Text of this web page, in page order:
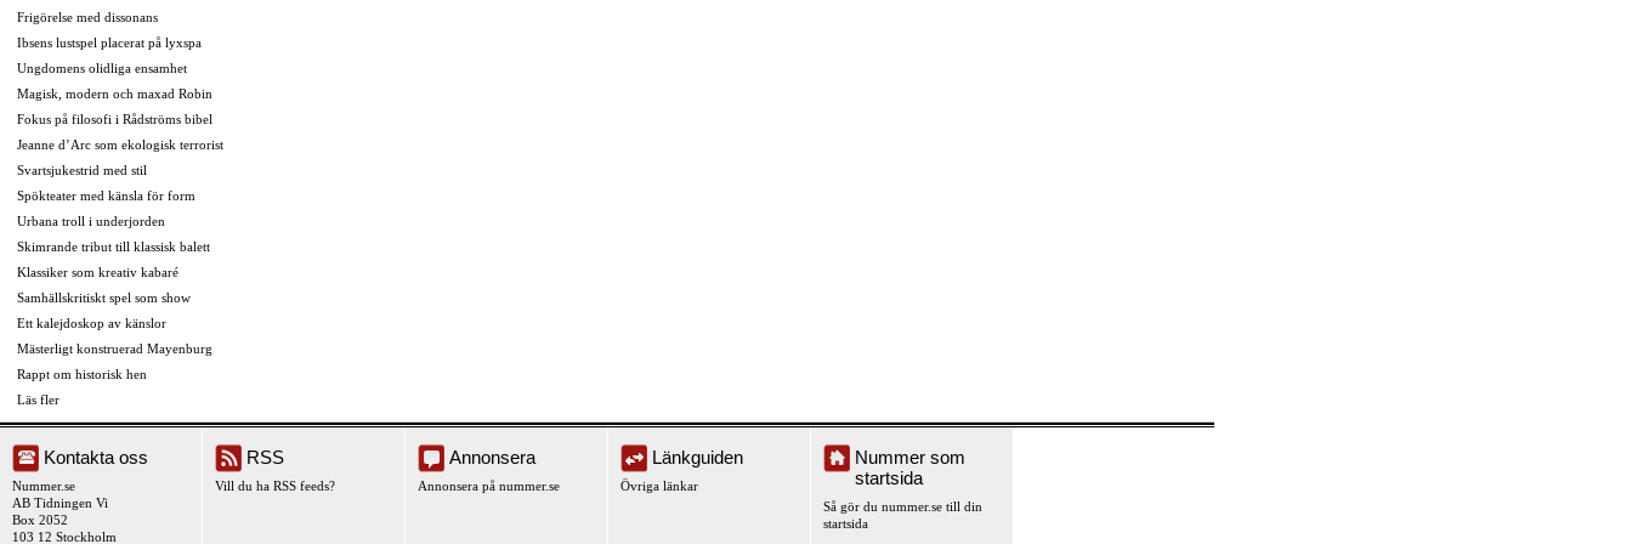
Frigörelse med dissonans
Ibsens lustspel placerat på lyxspa
Ungdomens olidliga ensamhet
Magisk, modern och maxad Robin
Fokus på filosofi i Rådströms bibel
Jeanne d’Arc som ekologisk terrorist
Svartsjukestrid med stil
Spökteater med känsla för form
Urbana troll i underjorden
Skimrande tribut till klassisk balett
Klassiker som kreativ kabaré
Samhällskritiskt spel som show
Ett kalejdoskop av känslor
Mästerligt konstruerad Mayenburg
Rappt om historisk hen
Läs fler
Kontakta oss
Nummer.se
AB Tidningen Vi
Box 2052
103 12 Stockholm
RSS
Vill du ha RSS feeds?
Annonsera
Annonsera på nummer.se
Länkguiden
Övriga länkar
Nummer som
startsida
Så gör du nummer.se till din
startsida